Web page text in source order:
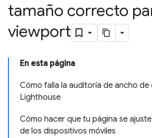
tamaño correcto
viewport
En esta página
Cómo falla la auditoría de ancho
Lighthouse
Cómo hacer que tu página se
de los dispositivos móviles